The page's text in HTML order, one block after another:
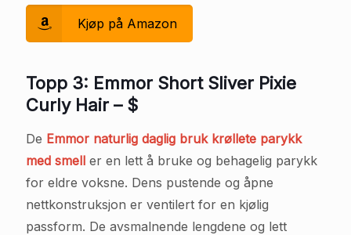
Kjøp på Amazon
Topp 3: Emmor Short Sliver Pixie
Curly Hair – $
De Emmor naturlig daglig bruk krøllete parykk
med smell er en lett å bruke og behagelig parykk
for eldre voksne. Dens pustende og åpne
nettkonstruksjon er ventilert for en kjølig
passform. De avsmalnende lengdene og lett